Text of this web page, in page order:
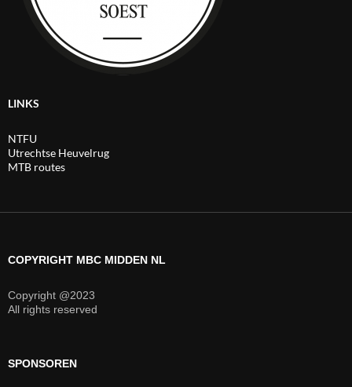
LINKS
NTFU
Utrechtse Heuvelrug
MTB routes
COPYRIGHT MBC MIDDEN NL
Copyright @2023
All rights reserved
SPONSOREN